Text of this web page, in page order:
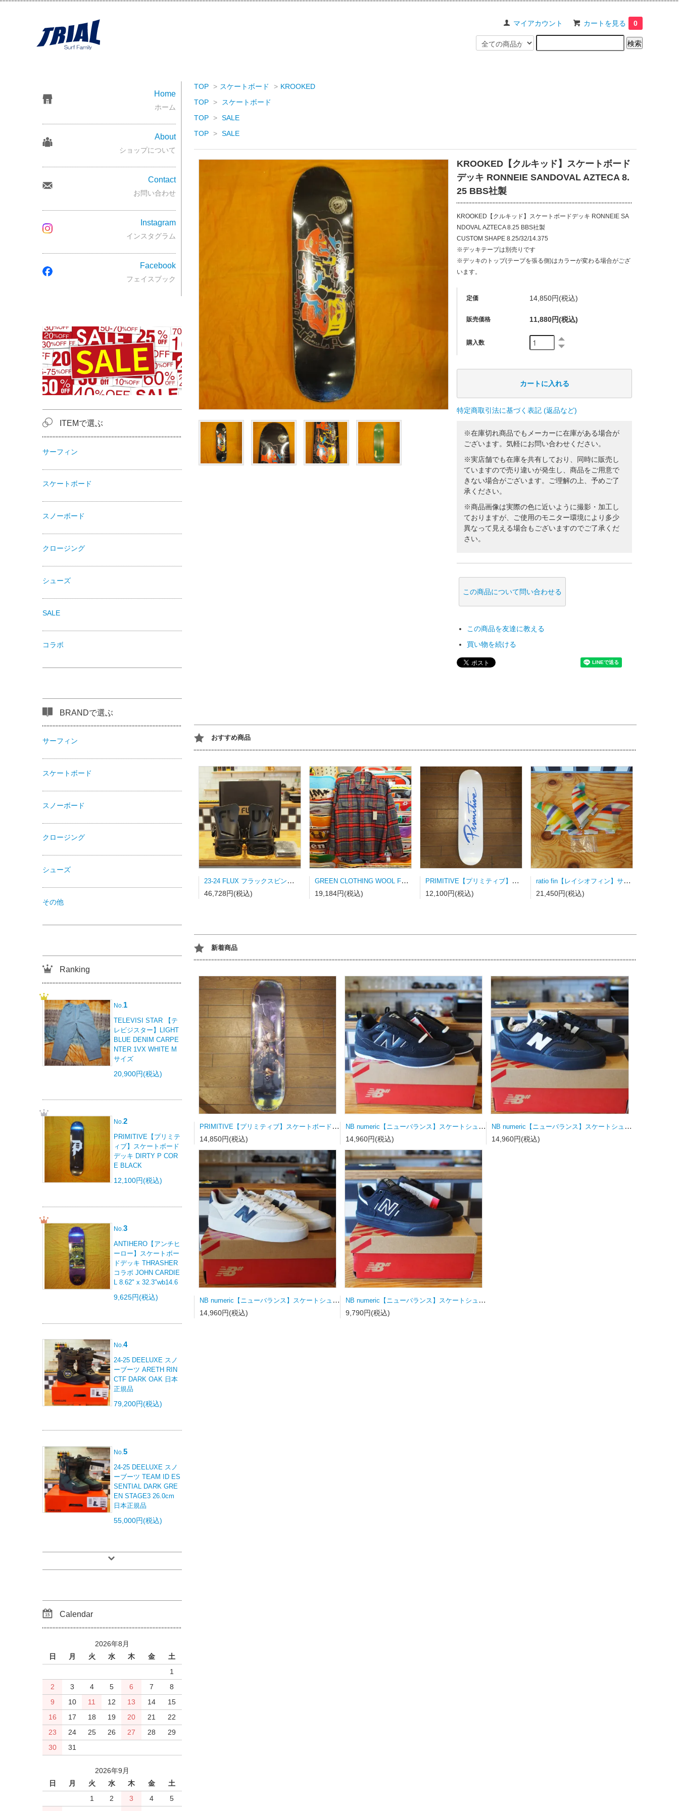
マイアカウント カートを見る 0
TOP > スケートボード > KROOKED
TOP >
スケートボード
TOP > SALE
TOP > SALE
KROOKED【クルキッド】スケートボード
デッキ RONNEIE SANDOVAL AZTECA 8.
25 BBS社製
KROOKED【クルキッド】スケートボードデッキ RONNEIE SA
NDOVAL AZTECA 8.25 BBS社製
CUSTOM SHAPE 8.25/32/14.375
※デッキテープは別売りです
※デッキのトップ(テープを張る側)はカラーが変わる場合がござ
います。
定価 14,850円(税込)
販売価格 11,880円(税込)
購入数
特定商取引法に基づく表記 (返品など)
※在庫切れ商品でもメーカーに在庫がある場合が
ございます。気軽にお問い合わせください。
※実店舗でも在庫を共有しており、同時に販売し
ていますので売り違いが発生し、商品をご用意で
きない場合がございます。ご理解の上、予めご了
承ください。
※商品画像は実際の色に近いように撮影・加工し
ておりますが、ご使用のモニター環境により多少
異なって見える場合もございますのでご了承くだ
さい。
この商品について問い合わせる
この商品を友達に教える
買い物を続ける
おすすめ商品
23-24 FLUX フラックスビンディング DS-LTD MATT BLACK Mサイズ
46,728円(税込)
GREEN CLOTHING WOOL FLANNEL SHRAT Lサイズ
19,184円(税込)
PRIMITIVE【プリミティブ】スケートボードデッキ NUEVO SCRIPT WHITE/DODGERS BLUE
12,100円(税込)
ratio fin【レイシオフィン】サーフボードフィン FCSⅡ用トライフィン Sサイズ カラーストライプ
21,450円(税込)
新着商品
PRIMITIVE【プリミティブ】スケートボードデッキ MOTA CLASH PURPLE 8.0×31.75wb14.19
14,850円(税込)
NB numeric【ニューバランス】スケートシューズ UN808LSC
14,960円(税込)
NB numeric【ニューバランス】スケートシューズ UN340YRW 23.0ｃｍ
14,960円(税込)
NB numeric【ニューバランス】スケートシューズ UN340WVS
14,960円(税込)
NB numeric【ニューバランス】スケートシューズ Y306BSD キッズ
9,790円(税込)
Home
ホーム
About
ショップについて
Contact
お問い合わせ
Instagram
インスタグラム
Facebook
フェイスブック
ITEMで選ぶ
サーフィン
スケートボード
スノーボード
クロージング
シューズ
SALE
コラボ
BRANDで選ぶ
サーフィン
スケートボード
スノーボード
クロージング
シューズ
その他
Ranking
No. 1
TELEVISI STAR 【テ
レビジスター】LIGHT
BLUE DENIM CARPE
NTER 1VX WHITE M
サイズ
20,900円(税込)
No.2
PRIMITIVE【プリミテ
ィブ】スケートボード
デッキ DIRTY P COR
E BLACK
12,100円(税込)
No. 3
ANTIHERO【アンチヒ
ーロー】スケートボー
ドデッキ THRASHER
コラボ JOHN CARDIE
L 8.62" x 32.3"wb14.6
9,625円(税込)
No.4
24-25 DEELUXE スノ
ーブーツ ARETH RIN
CTF DARK OAK 日本
正規品
79,200円(税込)
No.5
24-25 DEELUXE スノ
ーブーツ TEAM ID ES
SENTIAL DARK GRE
EN STAGE3 26.0cm
日本正規品
55,000円(税込)
Calendar
2026年8月
日
月 火 水 木 金
土
1
2
3 4 5 6 7
8
9
10 11 12 13 14
15
16
17 18 19 20 21
22
23
24 25 26 27 28
29
30
31
2026年9月
日
月 火 水 木 金
土
1
2 3 4
5